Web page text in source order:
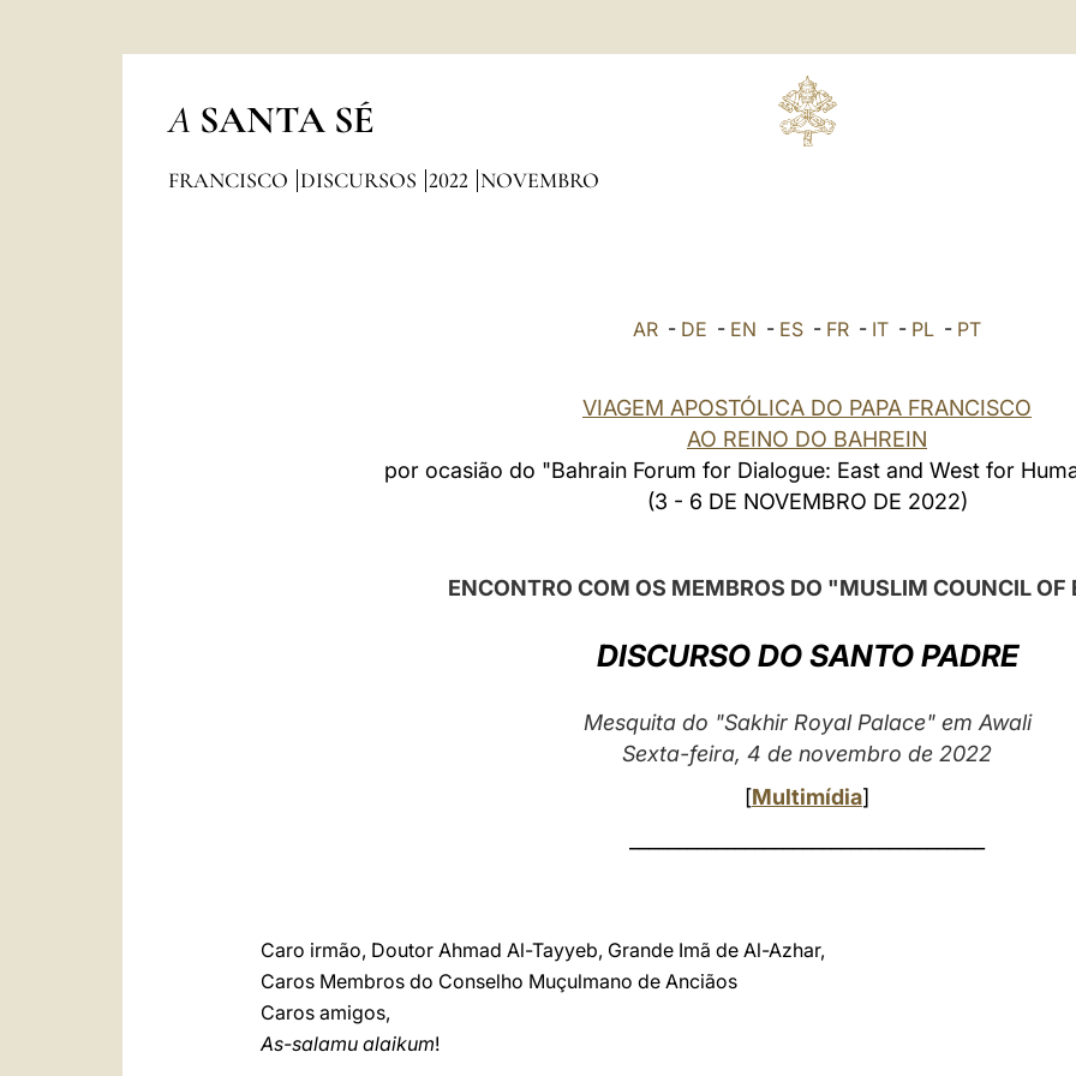
A SANTA SÉ
FRANCISCO DISCURSOS 2022 NOVEMBRO
AR - DE - EN - ES - FR - IT - PL - PT
VIAGEM APOSTÓLICA DO PAPA FRANCISCO
AO REINO DO BAHREIN
por ocasião do "Bahrain Forum for Dialogue: East and West for
(3 - 6 DE NOVEMBRO DE 2022)
ENCONTRO COM OS MEMBROS DO "MUSLIM COUNCIL OF
DISCURSO DO SANTO PADRE
Mesquita do "Sakhir Royal Palace" em Awali
Sexta-feira, 4 de novembro de 2022
[Multimídia]
Caro irmão, Doutor Ahmad Al-Tayyeb, Grande Imã de Al-Azhar,
Caros Membros do Conselho Muçulmano de Anciãos
Caros amigos,
As-salamu alaikum!